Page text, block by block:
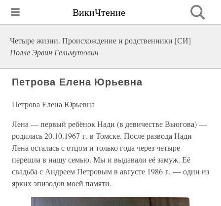
ВикиЧтение
Четыре жизни. Происхождение и родственники [СИ]
Полле Эрвин Гельмутович
Петрова Елена Юрьевна
Петрова Елена Юрьевна
Лена — первый ребёнок Нади (в девичестве Вьюгова) —
родилась 20.10.1967 г. в Томске. После развода Нади
Лена осталась с отцом и только года через четыре
перешла в нашу семью. Мы и выдавали её замуж. Её
свадьба с Андреем Петровым в августе 1986 г. — один из
ярких эпизодов моей памяти.